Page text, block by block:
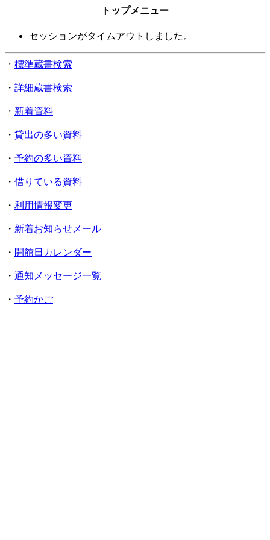
トップメニュー
セッションがタイムアウトしました。
・ 標準蔵書検索
・ 詳細蔵書検索
・ 新着資料
・ 貸出の多い資料
・ 予約の多い資料
・ 借りている資料
・ 利用情報変更
・ 新着お知らせメール
・ 開館日カレンダー
・ 通知メッセージ一覧
・ 予約かご